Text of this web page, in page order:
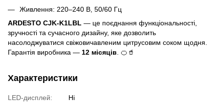
Живлення: 220–240 В, 50/60 Гц
ARDESTO CJK-K1LBL — це поєднання функціональності,
зручності та сучасного дизайну, яке дозволить
насолоджуватися свіжовичавленим цитрусовим соком щодня.
Гарантія виробника — 12 місяців . 🍊🥤
Характеристики
LED-дисплей:
Ні